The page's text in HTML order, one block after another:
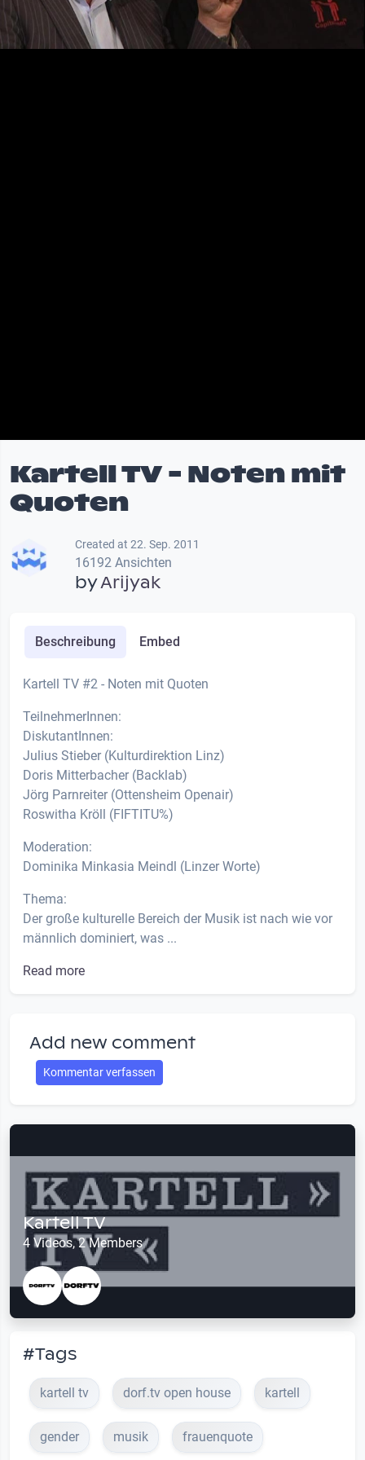
Kartell TV - Noten mit
Quoten
Created at 22. Sep. 2011
16192 Ansichten
byArijyak
Beschreibung Embed
Kartell TV #2 - Noten mit Quoten
TeilnehmerInnen:
DiskutantInnen:
Julius Stieber (Kulturdirektion Linz)
Doris Mitterbacher (Backlab)
Jörg Parnreiter (Ottensheim Openair)
Roswitha Kröll (FIFTITU%)
Moderation:
Dominika Minkasia Meindl (Linzer Worte)
Thema:
Der große kulturelle Bereich der Musik ist nach wie vor
männlich dominiert, was ...
Read more
Add new comment
Kommentar verfassen
Kartell TV
4 Videos, 2 Members
#Tags
kartell tv dorf.tv open house kartell
gender musik frauenquote